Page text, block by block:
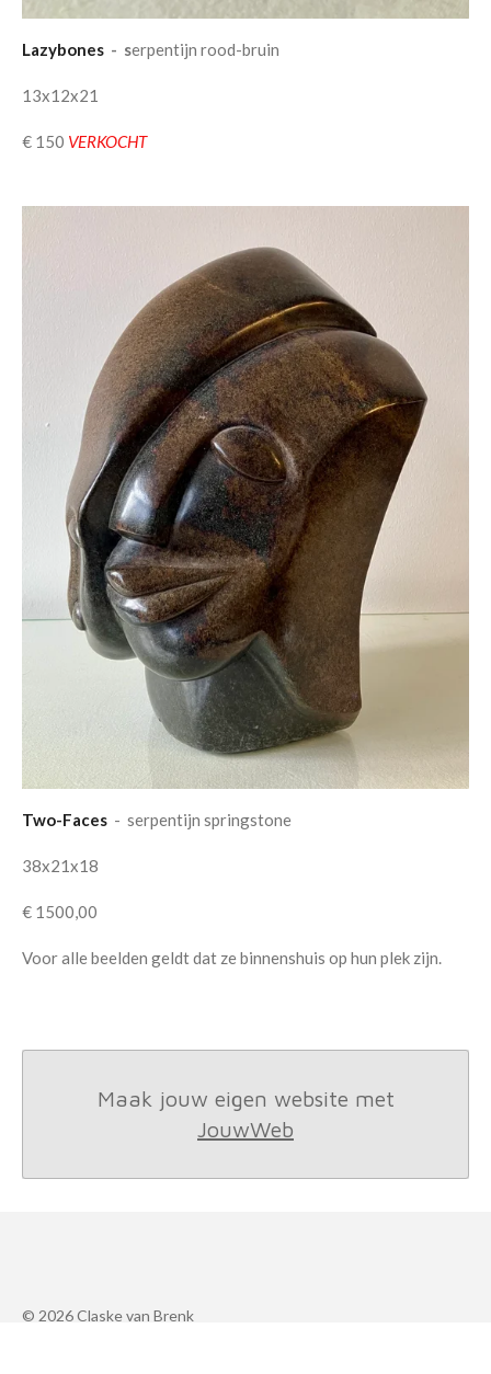
Lazybones - serpentijn rood-bruin
13x12x21
€ 150 VERKOCHT
Two-Faces - serpentijn springstone
38x21x18
€ 1500,00
Voor alle beelden geldt dat ze binnenshuis op hun plek zijn.
Maak jouw eigen website met
JouwWeb
© 2026 Claske van Brenk